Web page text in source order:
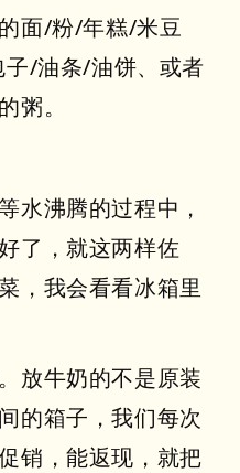
面/粉/年糕/米豆
/油条/油饼、或者
粥。
水沸腾的过程中，
了，就这两样佐
，我会看看冰箱里
放牛奶的不是原装
的箱子，我们每次
销，能返现，就把